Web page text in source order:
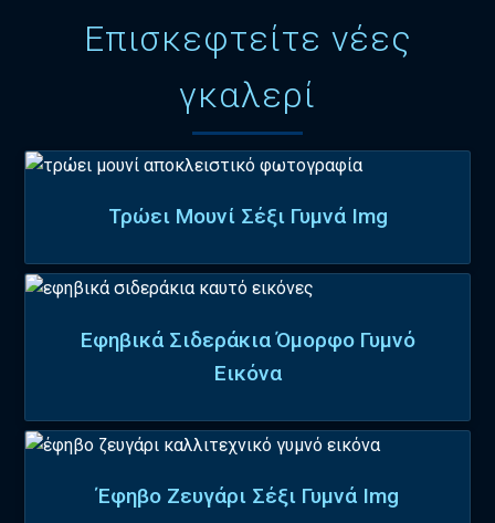
Επισκεφτείτε νέες
γκαλερί
Τρώει Μουνί Σέξι Γυμνά Img
Εφηβικά Σιδεράκια Όμορφο Γυμνό
Εικόνα
Έφηβο Ζευγάρι Σέξι Γυμνά Img